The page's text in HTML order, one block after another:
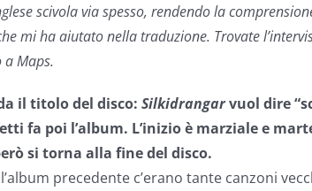
scivola via spesso, rendendo la
mi ha aiutato nella traduzione. Trovate
Maps.
il titolo del disco: Silkidrangarvuol dire
fa poi l’album. L’inizio è marziale e
si torna alla fine del disco.
precedente c’erano tante canzoni